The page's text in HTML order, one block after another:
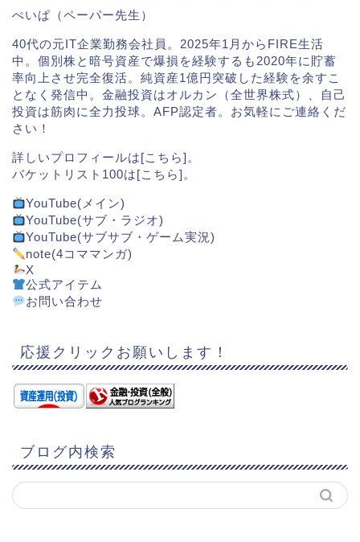
ぺいぱ（ペーパー先生）
40代の元IT企業勤務会社員。2025年1月からFIRE生活
中。個別株と暗号資産で爆損を経験するも2020年に貯蓄
率向上させ完全復活。純資産1億円突破した経験を余すこ
となく発信中。金融投資はオルカン（全世界株式）、自己
投資は筋肉に全力投球。AFP認定者。お気軽にご連絡くだ
さい！
詳しいプロフィールは[こちら]。
バケットリスト100は[こちら]。
YouTube(メイン)
YouTube(サブ・ラジオ)
YouTube(サブサブ・ゲーム実況)
note(4コママンガ)
X
公式アイテム
お問い合わせ
応援クリックお願いします！
ブログ内検索